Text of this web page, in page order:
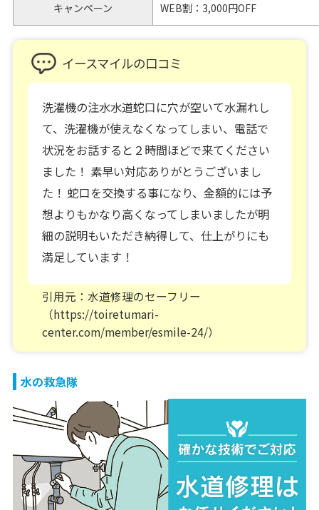
キャンペーン WEB割：3,000円OFF
イースマイルの口コミ
洗濯機の注水水道蛇口に穴が空いて水漏れし
て、洗濯機が使えなくなってしまい、電話で
状況をお話すると２時間ほどで来てください
ました！ 素早い対応ありがとうございまし
た！ 蛇口を交換する事になり、金額的には予
想よりもかなり高くなってしまいましたが明
細の説明もいただき納得して、仕上がりにも
満足しています！
引用元：水道修理のセーフリー
（https://toiretumari-
center.com/member/esmile-24/）
水の救急隊